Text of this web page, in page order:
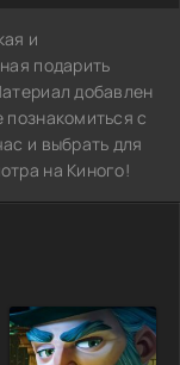
и
подарить
добавлен
с
и выбрать для
на Киного!